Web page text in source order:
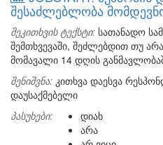
შესაძლებლობა
შეკითხვის ტექსტი: სათანადო
შემთხვევაში, შეძლებდით თუ
მომავალი 14 დღის
შენიშვნა: კითხვა დაესვა
დაუსაქმებელი
პასუხები:
დიახ
არა